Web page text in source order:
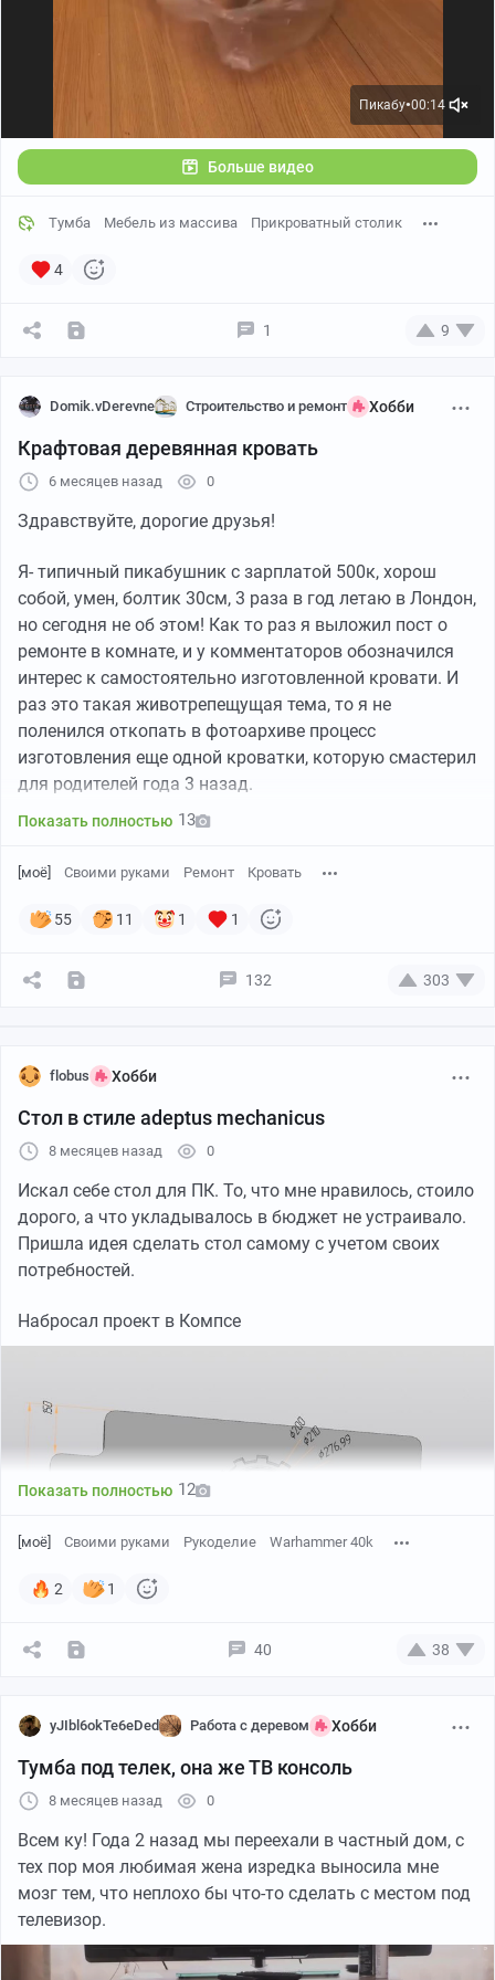
Ну а пока можно и воздухом подышать
Пикабу●00:14
Больше видео
Тумба Мебель из массива Прикроватный столик
4
1 9
Domik.vDerevne Строительство и ремонт Хобби
Крафтовая деревянная кровать
6 месяцев назад 0
Здравствуйте, дорогие друзья!
Я- типичный пикабушник с зарплатой 500к, хорош
собой, умен, болтик 30см, 3 раза в год летаю в Лондон,
но сегодня не об этом! Как то раз я выложил пост о
ремонте в комнате, и у комментаторов обозначился
интерес к самостоятельно изготовленной кровати. И
раз это такая животрепещущая тема, то я не
поленился откопать в фотоархиве процесс
изготовления еще одной кроватки, которую смастерил
для родителей года 3 назад.
Показать полностью 13
[моё] Своими руками Ремонт Кровать
55 11 1 1
132 303
flobus Хобби
Стол в стиле adeptus mechanicus
8 месяцев назад 0
Искал себе стол для ПК. То, что мне нравилось, стоило
дорого, а что укладывалось в бюджет не устраивало.
Пришла идея сделать стол самому с учетом своих
потребностей.
Набросал проект в Компсе
1200*600*20. Отдал щиты на ЧПУ. Из одного щита
получилось примерно то, что видно на фото выше.
Второй был распилен вдоль. Параллельно были
куплены ЮСБ хаб и кнопка с защитой от включения.
логотип адептус механикус, покрыл их грунтовкой,
зашкурил и покрасил. Также нашел на авито 2кг
Показать полностью 12
[моё] Своими руками Рукоделие Warhammer 40k
2 1
40 38
yJIbl6okTe6eDed Работа с деревом Хобби
Тумба под телек, она же ТВ консоль
8 месяцев назад 0
Всем ку! Года 2 назад мы переехали в частный дом, с
тех пор моя любимая жена изредка выносила мне
мозг тем, что неплохо бы что-то сделать с местом под
телевизор.